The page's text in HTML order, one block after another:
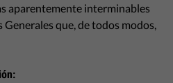
aparentemente interminables
que, de todos modos,